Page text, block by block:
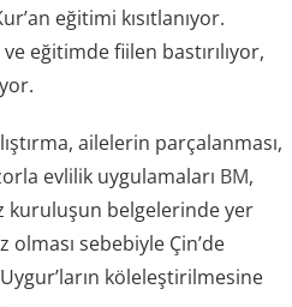
eğitimi kısıtlanıyor.
eğitimde fiilen bastırılıyor,
ailelerin parçalanması,
evlilik uygulamaları BM,
kuruluşun belgelerinde yer
sebebiyle Çin’de
köleleştirilmesine